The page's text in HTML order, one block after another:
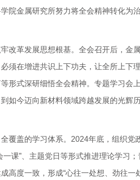
院金属研究所努力将全会精神转化
改革发展思想根基。全会召开后，金
须在增进共识上下功夫，让全所上
形式深研细悟全会精神。专题学习会
如今迈向新材料领域跨越发展的光
覆盖的学习体系。2024年底，组织
一课”、主题党日等形式推进理论学习
高度一致，形成“心往一处想、劲往一